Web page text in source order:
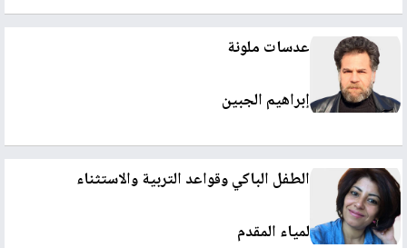
عدسات ملونة
إبراهيم الجبين
الطفل الباكي وقواعد التربية والاستثناء
لمياء المقدم